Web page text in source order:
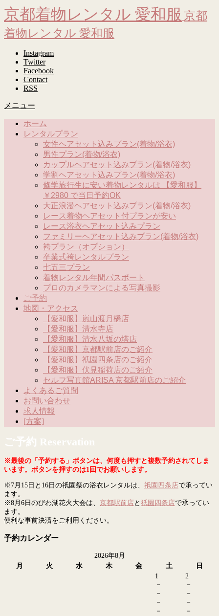
京都着物レンタル 愛和服 京都
着物レンタル 愛和服
Instagram
Twitter
Facebook
Contact
RSS
メニュー
ホーム
レンタルプラン
女性ヘアセット込みプラン(着物/浴衣)
男性プラン(着物/浴衣)
カップルヘアセット込みプラン(着物/浴衣)
学割ヘアセット込みプラン(着物/浴衣)
修学旅行生に安い着物レンタルは 【愛和服】
￥2980 で当日予約OK
大正浪漫ヘアセット込みプラン(着物/浴衣)
レース着物ヘアセット付プランが安い
レース浴衣ヘアセット込みプラン
ファミリーヘアセット込みプラン(着物/浴衣)
袴プラン（オプション）
卒業式袴レンタルプラン
七五三プラン
着物レンタル年間パスポート
プロのカメラマンによる写真撮影
ご予約
地図・アクセス
【愛和服】嵐山渡月橋店
【愛和服】清水寺店
【愛和服】清水八坂の塔店
【愛和服】京都駅前店のご紹介
【愛和服】祇園四条店のご紹介
【愛和服】伏見稲荷店のご紹介
セルフ写真館ARISA 京都駅前店のご紹介
よくあるご質問
お問い合わせ
求人情報
[方案]
ご予約 Reservation
※最後の「予約する」ボタンは、何度も押すと複数予約されてしま
います。ボタンを押すのは1回でお願いします。
※7月15日と16日の祇園祭の浴衣レンタルは、 祇園四条店で承ってい
ます。
※8月6日のびわ湖花火大会は、 京都駅前店 と 祇園四条店で承ってい
ます。
便利な事前決済をご利用ください。
予約カレンダー
2026年8月
月
火 水 木 金 土
日
1
－
－
－
－
2
－
－
－
－